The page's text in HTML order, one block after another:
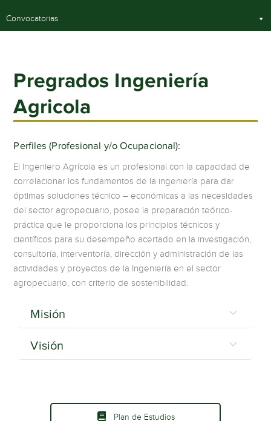
Convocatorias
Pregrados Ingeniería
Agricola
Perfiles (Profesional y/o Ocupacional):
El Ingeniero Agrícola es un profesional con la capacidad de
correlacionar los fundamentos de la ingeniería para dar
óptimas soluciones técnico – económicas a las necesidades
del sector agropecuario, posee la preparación teórico-
práctica que le proporciona los principios técnicos y
científicos para su desempeño acertado en la investigación,
consultoría, interventoría, dirección y administración de las
actividades y proyectos de la Ingeniería en el sector
agropecuario, con criterio de sostenibilidad.
Misión
Visión
Plan de Estudios